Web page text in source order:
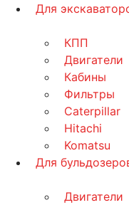
Для
КПП
Двигатели
Кабины
Фильтры
Caterpillar
Hitachi
Komatsu
Для
Двигатели